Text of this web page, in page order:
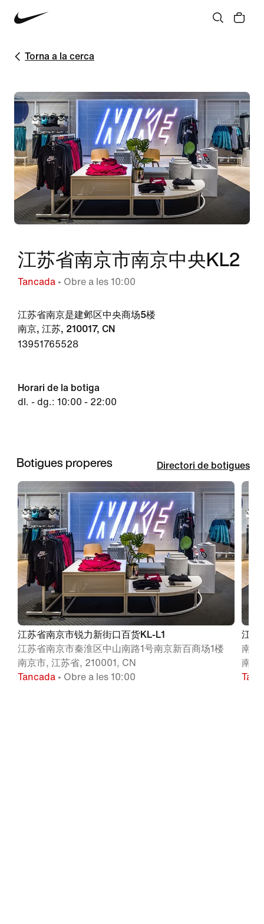
Torna a la cerca
江苏省南京市南京中央KL2
Tancada • Obre a les 10:00
江苏省南京是建邺区中央商场5楼
南京, 江苏, 210017, CN
13951765528
Horari de la botiga
dl. - dg.: 10:00 - 22:00
Botigues properes Directori de botigues
江苏省南京市锐力新街口百货KL-L1
江苏省南京市秦淮区中山南路1号南京新百商场1楼
南京市, 江苏省, 210001, CN
Tancada • Obre a les 10:00
江苏
南京
南京